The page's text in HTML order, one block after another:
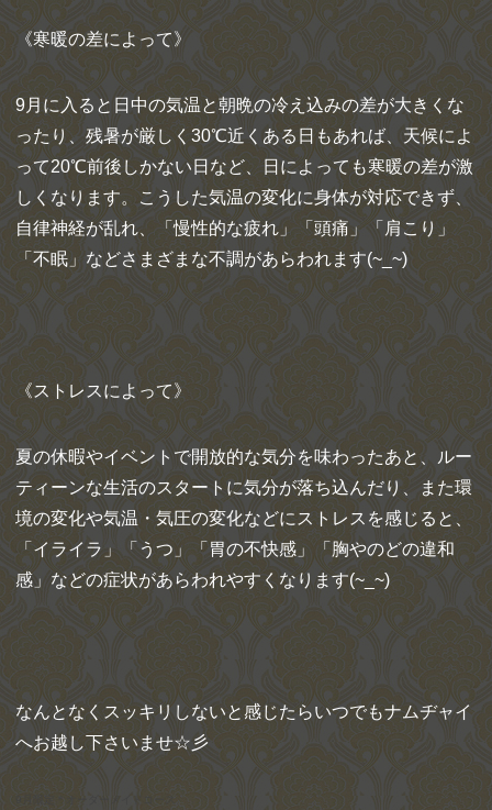
《寒暖の差によって》
9月に入ると日中の気温と朝晩の冷え込みの差が大きくな
ったり、残暑が厳しく30℃近くある日もあれば、天候によ
って20℃前後しかない日など、日によっても寒暖の差が激
しくなります。こうした気温の変化に身体が対応できず、
自律神経が乱れ、「慢性的な疲れ」「頭痛」「肩こり」
「不眠」などさまざまな不調があらわれます(~_~)
《ストレスによって》
夏の休暇やイベントで開放的な気分を味わったあと、ルー
ティーンな生活のスタートに気分が落ち込んだり、また環
境の変化や気温・気圧の変化などにストレスを感じると、
「イライラ」「うつ」「胃の不快感」「胸やのどの違和
感」などの症状があらわれやすくなります(~_~)
なんとなくスッキリしないと感じたらいつでもナムヂャイ
へお越し下さいませ☆彡